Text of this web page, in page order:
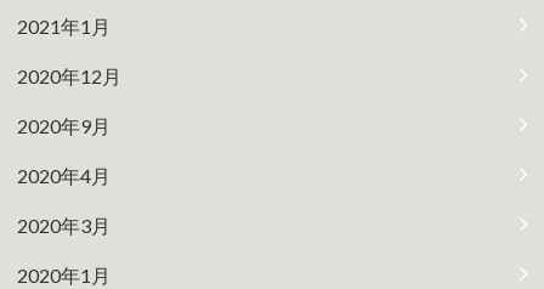
2021年1月
2020年12月
2020年9月
2020年4月
2020年3月
2020年1月